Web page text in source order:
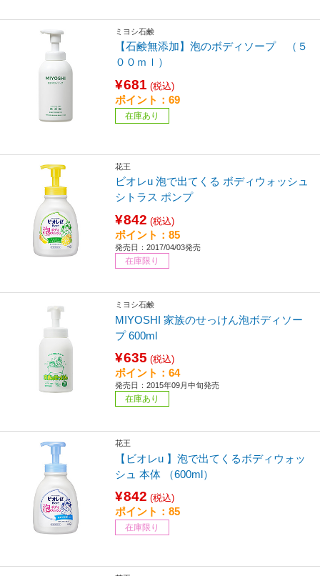
ミヨシ石鹸
【石鹸無添加】泡のボディソープ （５
００ｍｌ）
¥681 (税込)
ポイント：69
在庫あり
花王
ビオレu 泡で出てくる ボディウォッシュ
シトラス ポンプ
¥842 (税込)
ポイント：85
発売日：2017/04/03発売
在庫限り
ミヨシ石鹸
MIYOSHI 家族のせっけん泡ボディソー
プ 600ml
¥635 (税込)
ポイント：64
発売日：2015年09月中旬発売
在庫あり
花王
【ビオレu 】泡で出てくるボディウォッ
シュ 本体 （600ml）
¥842 (税込)
ポイント：85
在庫限り